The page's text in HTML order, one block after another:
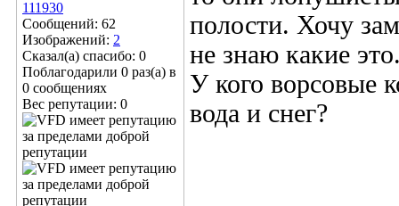
111930
Сообщений: 62
Изображений: 2
Сказал(а) спасибо: 0
Поблагодарили 0 раз(а) в
0 сообщениях
Вес репутации: 0
полости. Хочу
не знаю какие
У кого ворсовые
вода и снег?